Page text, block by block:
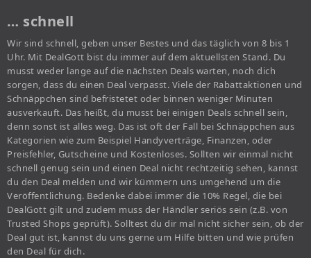
… schnell
Wir sind schnell, geben unser Bestes und das täglich von 8 bis 1
Uhr. Mit DealGott bist du immer auf dem aktuellsten Stand. Du
musst weder lange auf die nächsten Deals warten, noch dich
sorgen, dass du einen Deal verpasst. Viele der Rabattaktionen und
Schnäppchen sind befristetet oder binnen weniger Minuten
ausverkauft. Das heißt, du musst bei einigen Deals schnell sein,
denn sonst ist alles weg. Das ist oft der Fall bei Schnäppchen aus
Kategorien wie zum Beispiel Handyverträge, Finanzen, oder
Preisfehler, Gutscheine und Kostenloses. Sollten wir einmal nicht
schnell genug sein und einen Deal nicht rechtzeitig sehen, kannst
du den Deal melden und wir kümmern uns umgehend um die
Veröffentlichung. Bedenke dabei immer die 10% Regel, die bei
DealGott gilt und zudem muss der Händler seriös sein (z.B. von
Trusted Shops geprüft). Solltest du dir mal nicht sicher sein, ob der
Deal gut ist, kannst du uns gerne um Hilfe bitten und wie prüfen
den Deal für dich.